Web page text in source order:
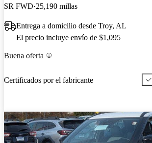
SR FWD 25,190 millas
Entrega a domicilio desde Troy, AL
El precio incluye envío de $1,095
Buena oferta
Certificados por el fabricante